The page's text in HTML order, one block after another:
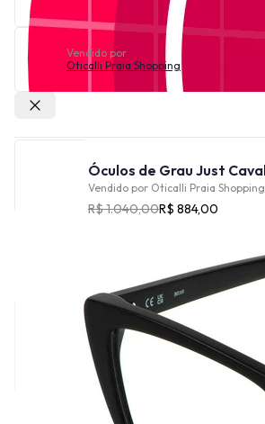
Vendido por
Oticalli Praia Shopping
Vendido por Oticalli Praia Shopping
R$ 1.040,00R$ 884,00